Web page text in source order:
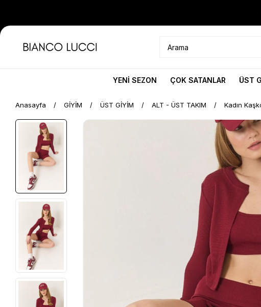
YENİ SEZON ÇOK SATANLAR ÜST
Anasayfa GİYİM ÜST GİYİM ALT - ÜST TAKIM Kadın